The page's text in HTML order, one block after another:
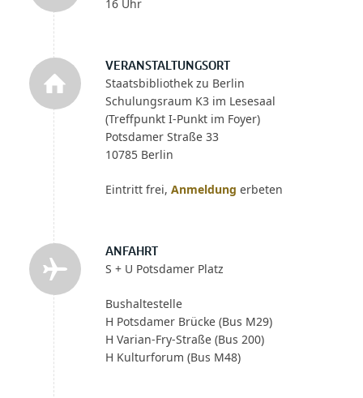
16 Uhr
VERANSTALTUNGSORT
Staatsbibliothek zu Berlin
Schulungsraum K3 im Lesesaal
(Treffpunkt I-Punkt im Foyer)
Potsdamer Straße 33
10785 Berlin
Eintritt frei, Anmeldung erbeten
ANFAHRT
S + U Potsdamer Platz
Bushaltestelle
H Potsdamer Brücke (Bus M29)
H Varian-Fry-Straße (Bus 200)
H Kulturforum (Bus M48)